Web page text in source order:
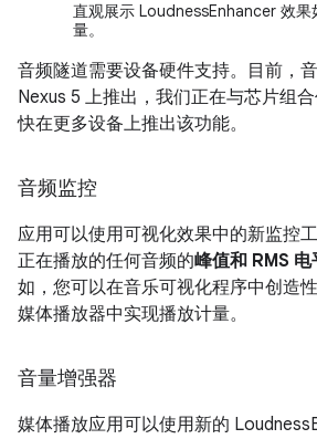
直观展示 LoudnessEnhancer 效果
量。
音频隧道需要设备硬件支持。目前，
Nexus 5 上推出，我们正在与芯片组
快在更多设备上推出该功能。
音频监控
应用可以使用可视化效果中的新监控
正在播放的任何音频的峰值和 RMS 电
如，您可以在音乐可视化程序中创造
媒体播放器中实现播放计量。
音量增强器
媒体播放应用可以使用新的